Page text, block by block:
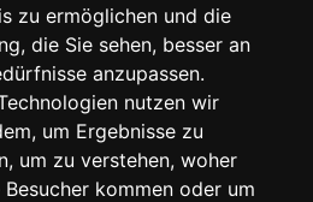
zu ermöglichen und die
die Sie sehen, besser an
anzupassen.
nutzen wir
um Ergebnisse zu
um zu verstehen, woher
Besucher kommen oder um